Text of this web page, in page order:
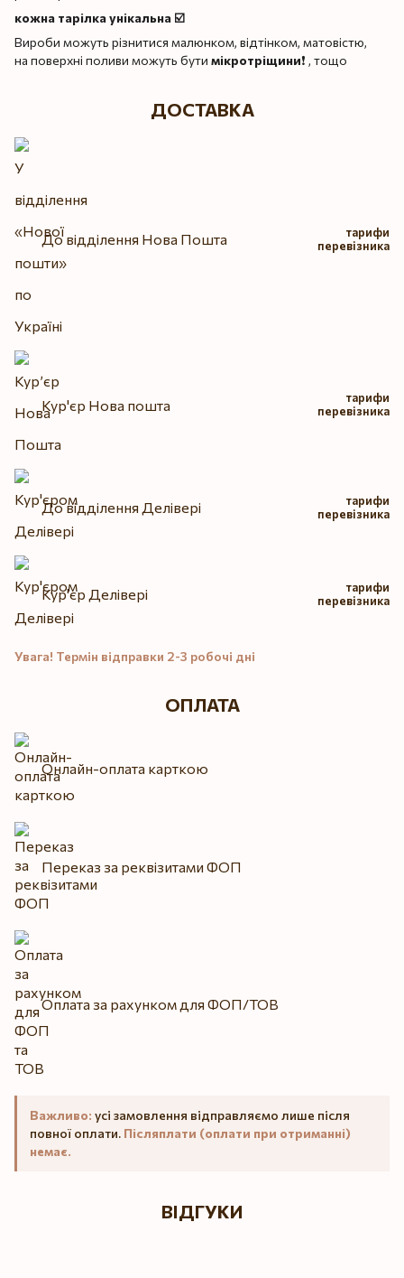
кожна тарілка унікальна ☑️
Вироби можуть різнитися малюнком, відтінком, матовістю,
на поверхні поливи можуть бути мікротріщини❗️ , тощо
ДОСТАВКА
До відділення Нова Пошта
тарифи
перевізника
Кур'єр Нова пошта
тарифи
перевізника
До відділення Делівері
тарифи
перевізника
Кур'єр Делівері
тарифи
перевізника
Увага! Термін відправки 2-3 робочі дні
ОПЛАТА
Онлайн-оплата карткою
Переказ за реквізитами ФОП
Оплата за рахунком для ФОП/ТОВ
Важливо: усі замовлення відправляємо лише після
повної оплати. Післяплати (оплати при отриманні)
немає.
ВІДГУКИ